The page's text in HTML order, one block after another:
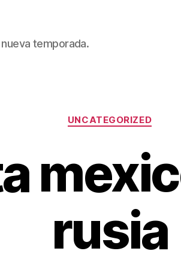
temporada.
Categorías
UNCATEGORIZED
rusia